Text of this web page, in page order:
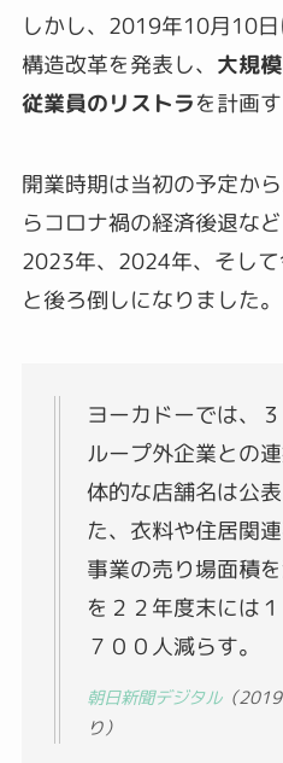
しかし、2019年10月10
構造改革を発表し、 大規
従業員のリストラを計画
開業時期は当初の予定か
らコロナ禍の経済後退な
2023年、2024年、そし
と後ろ倒しになりました。
ヨーカドーでは、
ループ外企業との
体的な店舗名は公
た、衣料や住居関
事業の売り場面積
を２２年度末には
７００人減らす。
朝日新聞デジタル（
り）